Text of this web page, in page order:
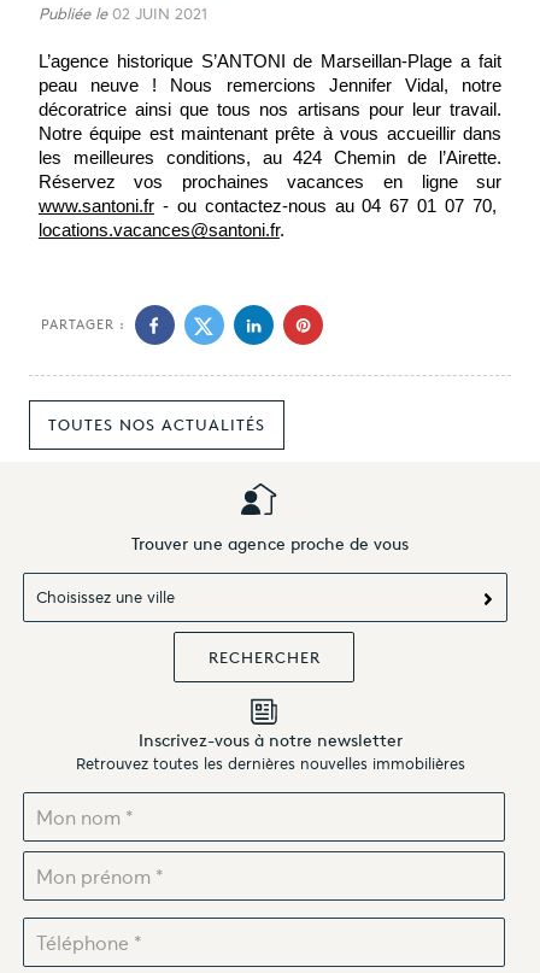
Publiée le02 JUIN 2021
L’agence historique S’ANTONI de Marseillan-Plage a fait
peau neuve ! Nous remercions Jennifer Vidal, notre
décoratrice ainsi que tous nos artisans pour leur travail.
Notre équipe est maintenant prête à vous accueillir dans
les meilleures conditions, au 424 Chemin de l’Airette.
www.santoni.fr
locations.vacances@santoni.fr.
PARTAGER :
TOUTES NOS ACTUALITÉS
Trouver une agence proche de vous
Choisissez une ville
Inscrivez-vous à notre newsletter
Retrouvez toutes les dernières nouvelles immobilières